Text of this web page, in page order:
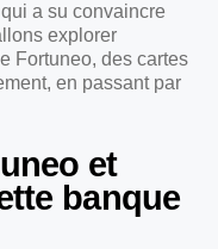
qui a su convaincre
explorer
Fortuneo, des cartes
en passant par
et
banque